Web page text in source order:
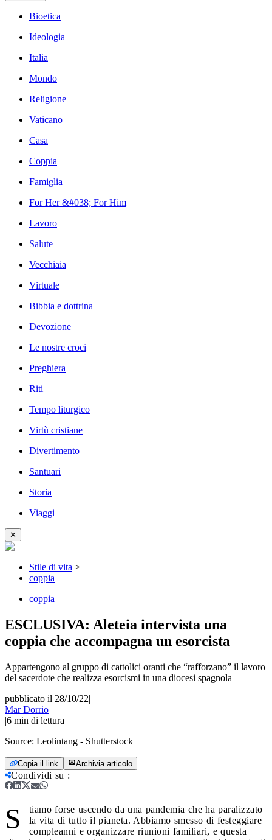
Bioetica
Ideologia
Italia
Mondo
Religione
Vaticano
Casa
Coppia
Famiglia
For Her &#038; For Him
Lavoro
Salute
Vecchiaia
Virtuale
Bibbia e dottrina
Devozione
Le nostre croci
Preghiera
Riti
Tempo liturgico
Virtù cristiane
Divertimento
Santuari
Storia
Viaggi
✕
Stile di vita >
coppia
coppia
ESCLUSIVA: Aleteia intervista una
coppia che accompagna un esorcista
Appartengono al gruppo di cattolici oranti che “rafforzano” il lavoro
del sacerdote che realizza esorcismi in una diocesi spagnola
pubblicato il 28/10/22|
Mar Dorrio
|6 min di lettura
Source: Leolintang - Shutterstock
Copia il link Archivia articolo
Condividi su :
S
tiamo forse uscendo da una pandemia che ha paralizzato
la vita di tutto il pianeta. Abbiamo smesso di festeggiare
compleanni e organizzare riunioni familiari, e questa